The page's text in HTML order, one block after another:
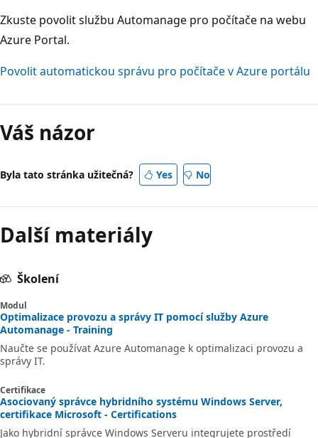
Zkuste povolit službu Automanage pro počítače na webu
Azure Portal.
Povolit automatickou správu pro počítače v Azure portálu
Váš názor
Byla tato stránka užitečná? Yes No
Další materiály
Školení
Modul
Optimalizace provozu a správy IT pomocí služby Azure
Automanage - Training
Naučte se používat Azure Automanage k optimalizaci provozu a
správy IT.
Certifikace
Asociovaný správce hybridního systému Windows Server,
certifikace Microsoft - Certifications
Jako hybridní správce Windows Serveru integrujete prostředí